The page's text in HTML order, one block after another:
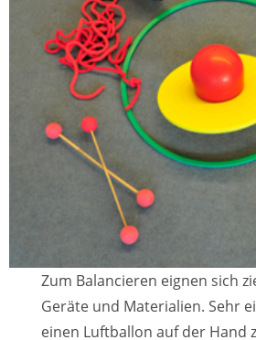
Zum Balancieren eignen sich
Geräte und Materialien. Sehr
einen Luftballon auf der Hand